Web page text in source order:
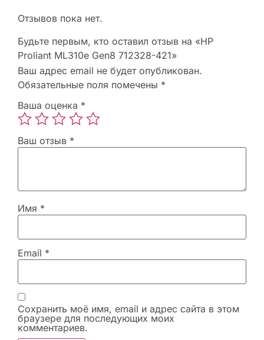
Отзывов пока нет.
Будьте первым, кто оставил отзыв на «HP
Proliant ML310e Gen8 712328-421»
Ваш адрес email не будет опубликован.
Обязательные поля помечены *
Ваша оценка *
Ваш отзыв *
Имя *
Email *
Сохранить моё имя, email и адрес сайта в этом
браузере для последующих моих
комментариев.